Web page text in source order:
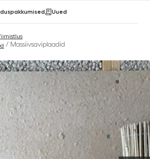
Uued
/ Massiivsaviplaadid